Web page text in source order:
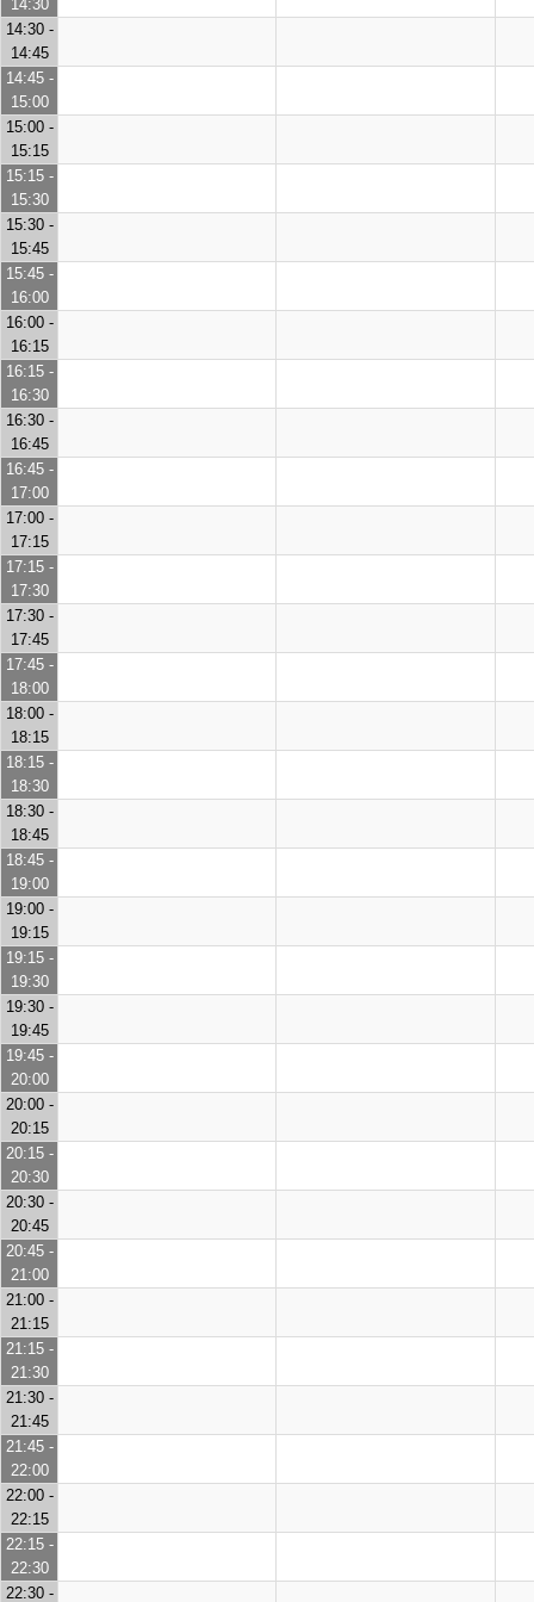
14:30
14:30 -
14:45
14:45 -
15:00
15:00 -
15:15
15:15 -
15:30
15:30 -
15:45
15:45 -
16:00
16:00 -
16:15
16:15 -
16:30
16:30 -
16:45
16:45 -
17:00
17:00 -
17:15
17:15 -
17:30
17:30 -
17:45
17:45 -
18:00
18:00 -
18:15
18:15 -
18:30
18:30 -
18:45
18:45 -
19:00
19:00 -
19:15
19:15 -
19:30
19:30 -
19:45
19:45 -
20:00
20:00 -
20:15
20:15 -
20:30
20:30 -
20:45
20:45 -
21:00
21:00 -
21:15
21:15 -
21:30
21:30 -
21:45
21:45 -
22:00
22:00 -
22:15
22:15 -
22:30
22:30 -